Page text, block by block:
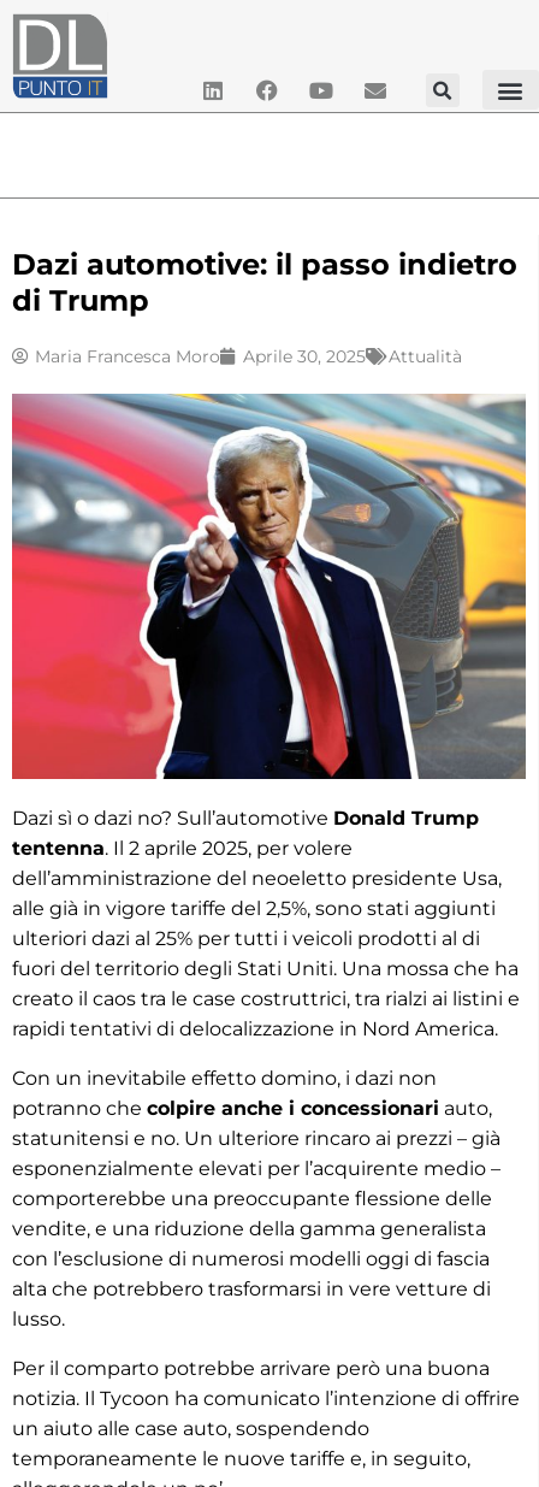
Dazi automotive: il passo indietro
di Trump
Maria Francesca Moro Aprile 30, 2025 Attualità
Dazi sì o dazi no? Sull’automotive Donald Trump
tentenna. Il 2 aprile 2025, per volere
dell’amministrazione del neoeletto presidente Usa,
alle già in vigore tariffe del 2,5%, sono stati aggiunti
ulteriori dazi al 25% per tutti i veicoli prodotti al di
fuori del territorio degli Stati Uniti. Una mossa che ha
creato il caos tra le case costruttrici, tra rialzi ai listini e
rapidi tentativi di delocalizzazione in Nord America.
Con un inevitabile effetto domino, i dazi non
potranno che colpire anche i concessionari auto,
statunitensi e no. Un ulteriore rincaro ai prezzi – già
esponenzialmente elevati per l’acquirente medio –
comporterebbe una preoccupante flessione delle
vendite, e una riduzione della gamma generalista
con l’esclusione di numerosi modelli oggi di fascia
alta che potrebbero trasformarsi in vere vetture di
lusso.
Per il comparto potrebbe arrivare però una buona
notizia. Il Tycoon ha comunicato l’intenzione di offrire
un aiuto alle case auto, sospendendo
temporaneamente le nuove tariffe e, in seguito,